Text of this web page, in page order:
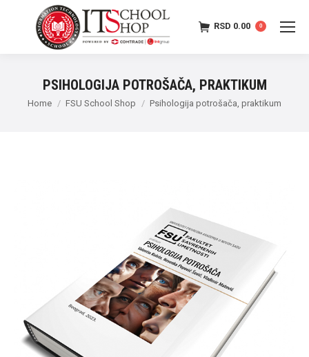
RSD 0.00 0
PSIHOLOGIJA POTROŠAČA, PRAKTIKUM
Home FSU School Shop Psihologija potrošača, praktikum